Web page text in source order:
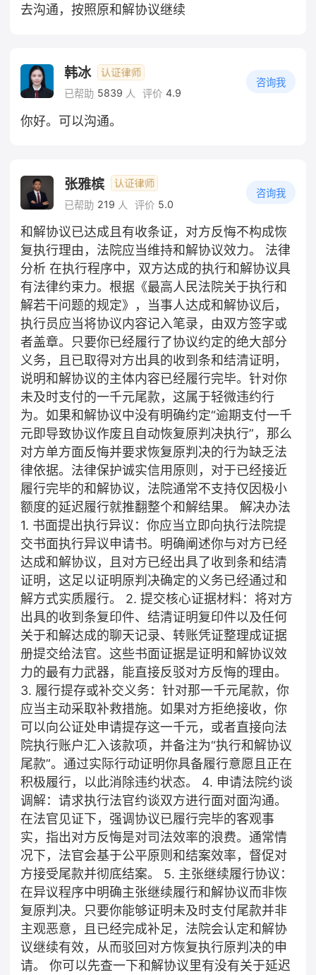
去沟通，按照原和解协议继续
韩冰
已帮助 5839 人 评价 4.9
咨询我
你好。可以沟通。
张雅槟
已帮助 219 人 评价 5.0
咨询我
和解协议已达成且有收条证，对方反悔不构成恢
复执行理由，法院应当维持和解协议效力。 法律
分析 在执行程序中，双方达成的执行和解协议具
有法律约束力。根据《最高人民法院关于执行和
解若干问题的规定》，当事人达成和解协议后，
执行员应当将协议内容记入笔录，由双方签字或
者盖章。只要你已经履行了协议约定的绝大部分
义务，且已取得对方出具的收到条和结清证明，
说明和解协议的主体内容已经履行完毕。针对你
未及时支付的一千元尾款，这属于轻微违约行
为。如果和解协议中没有明确约定“逾期支付一千
元即导致协议作废且自动恢复原判决执行”，那么
对方单方面反悔并要求恢复原判决的行为缺乏法
律依据。法律保护诚实信用原则，对于已经接近
履行完毕的和解协议，法院通常不支持仅因极小
额度的延迟履行就推翻整个和解结果。 解决办法
1. 书面提出执行异议：你应当立即向执行法院提
交书面执行异议申请书。明确阐述你与对方已经
达成和解协议，且对方已经出具了收到条和结清
证明，这足以证明原判决确定的义务已经通过和
解方式实质履行。 2. 提交核心证据材料：将对方
出具的收到条复印件、结清证明复印件以及任何
关于和解达成的聊天记录、转账凭证整理成证据
册提交给法官。这些书面证据是证明和解协议效
力的最有力武器，能直接反驳对方反悔的理由。
3. 履行提存或补交义务：针对那一千元尾款，你
应当主动采取补救措施。如果对方拒绝接收，你
可以向公证处申请提存这一千元，或者直接向法
院执行账户汇入该款项，并备注为“执行和解协议
尾款”。通过实际行动证明你具备履行意愿且正在
积极履行，以此消除违约状态。 4. 申请法院约谈
调解：请求执行法官约谈双方进行面对面沟通。
在法官见证下，强调协议已履行完毕的客观事
实，指出对方反悔是对司法效率的浪费。通常情
况下，法官会基于公平原则和结案效率，督促对
方接受尾款并彻底结案。 5. 主张继续履行协议：
在异议程序中明确主张继续履行和解协议而非恢
复原判决。只要你能够证明未及时支付尾款并非
主观恶意，且已经完成补足，法院会认定和解协
议继续有效，从而驳回对方恢复执行原判决的申
请。 你可以先查一下和解协议里有没有关于延迟